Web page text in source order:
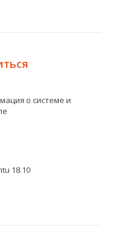
о системе и
18.10